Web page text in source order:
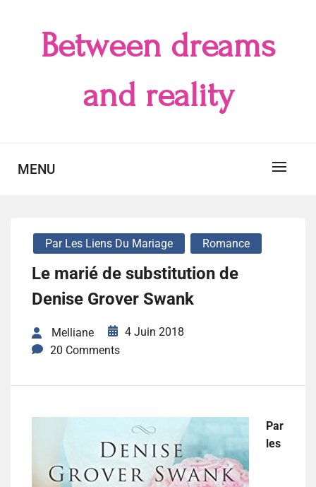
Between dreams
and reality
MENU
Par Les Liens Du Mariage Romance
Le marié de substitution de
Denise Grover Swank
Melliane
4 Juin 2018
20 Comments
Par
les